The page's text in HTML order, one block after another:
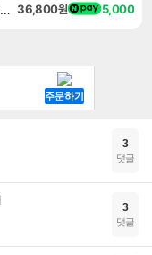
그랑블루 판타지 리링크 엔드리스 라그나로크 업그레이드 킷 Granblue Fantasy Relink Endless Ragnarok Upgrade Kit DLC 36,800원 5,000
3
댓글
3
댓글